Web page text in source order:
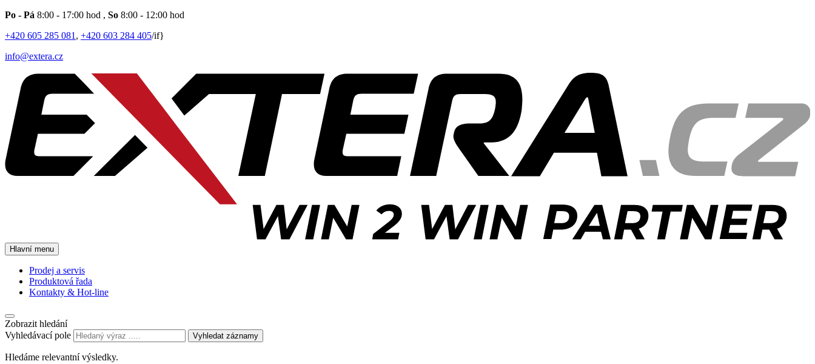
Po - Pá 8:00 - 17:00 hod , So 8:00 - 12:00 hod
+420 605 285 081 , +420 603 284 405/if}
info@extera.cz
Hlavní menu
Prodej a servis
Produktová řada
Kontakty & Hot-line
Zobrazit hledání
Vyhledávací pole
Vyhledat záznamy
Hledáme relevantní výsledky.